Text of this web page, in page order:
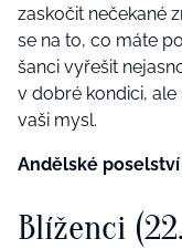
zaskočit nečekané
se na to, co máte
šanci vyřešit
v dobré kondici,
vaši mysl.
Andělské
Blíženci